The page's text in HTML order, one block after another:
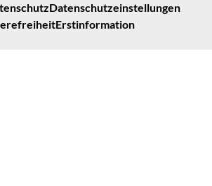
Datenschutzeinstellungen
Erstinformation